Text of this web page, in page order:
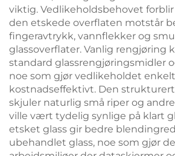
viktig. Vedlikeholdsbehovet
den etskede overflaten motstår
fingeravtrykk, vannflekker og
glassoverflater. Vanlig rengjøring
standard glassrengjøringsmidler
noe som gjør vedlikeholdet
kostnadseffektivt. Den
skjuler naturlig små riper og
ville vært tydelig synlige på klart
etsket glass gir bedre
ubehandlet glass, noe som gjør